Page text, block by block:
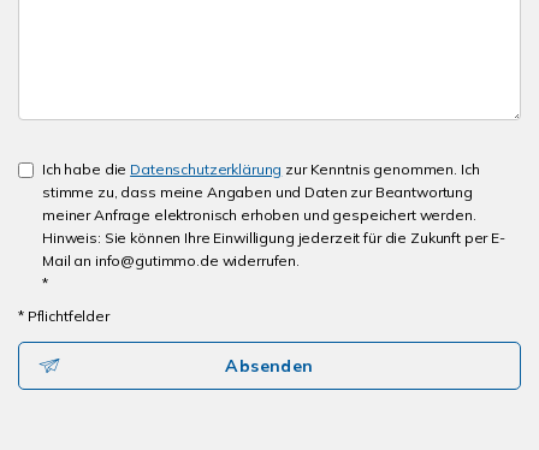
Ich habe die Datenschutzerklärung zur Kenntnis genommen. Ich
stimme zu, dass meine Angaben und Daten zur Beantwortung
meiner Anfrage elektronisch erhoben und gespeichert werden.
Hinweis: Sie können Ihre Einwilligung jederzeit für die Zukunft per E-
Mail an info@gutimmo.de widerrufen.
*
* Pflichtfelder
Absenden